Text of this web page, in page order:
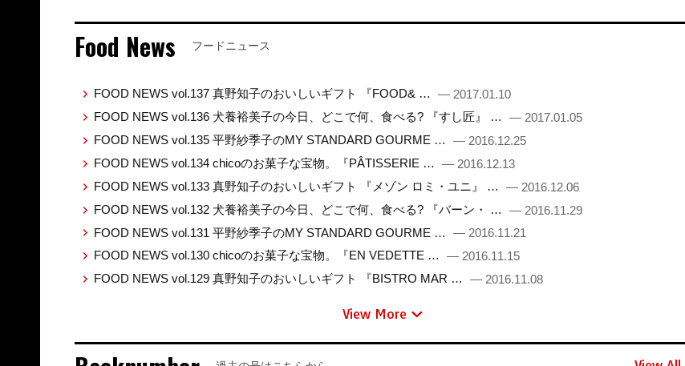
Food News フードニュース
FOOD NEWS vol.137 真野知子のおいしいギフト 『FOOD& …
— 2017.01.10
FOOD NEWS vol.136 犬養裕美子の今日、どこで何、食べる? 『すし匠』 …
— 2017.01.05
FOOD NEWS vol.135 平野紗季子のMY STANDARD GOURME …
— 2016.12.25
FOOD NEWS vol.134 chicoのお菓子な宝物。『PÂTISSERIE …
— 2016.12.13
FOOD NEWS vol.133 真野知子のおいしいギフト 『メゾン ロミ・ユニ』 …
— 2016.12.06
FOOD NEWS vol.132 犬養裕美子の今日、どこで何、食べる? 『バーン・ …
— 2016.11.29
FOOD NEWS vol.131 平野紗季子のMY STANDARD GOURME …
— 2016.11.21
FOOD NEWS vol.130 chicoのお菓子な宝物。『EN VEDETTE …
— 2016.11.15
FOOD NEWS vol.129 真野知子のおいしいギフト 『BISTRO MAR …
— 2016.11.08
View More